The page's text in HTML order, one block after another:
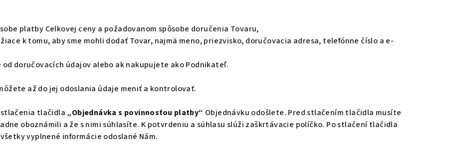
platby Celkovej ceny a požadovanom spôsobe doručenia Tovaru,
k tomu, aby sme mohli dodať Tovar, najmä meno, priezvisko, doručovacia adresa, telefónne číslo a e-
doručovacích údajov alebo ak nakupujete ako Podnikateľ.
až do jej odoslania údaje meniť a kontrolovať.
tlačidla „Objednávka s povinnosťou platby“ Objednávku odošlete. Pred stlačením tlačidla musíte
oboznámili a že s nimi súhlasíte. K potvrdeniu a súhlasu slúži zaškrtávacie políčko. Po stlačení tlačidla
vyplnené informácie odoslané Nám.